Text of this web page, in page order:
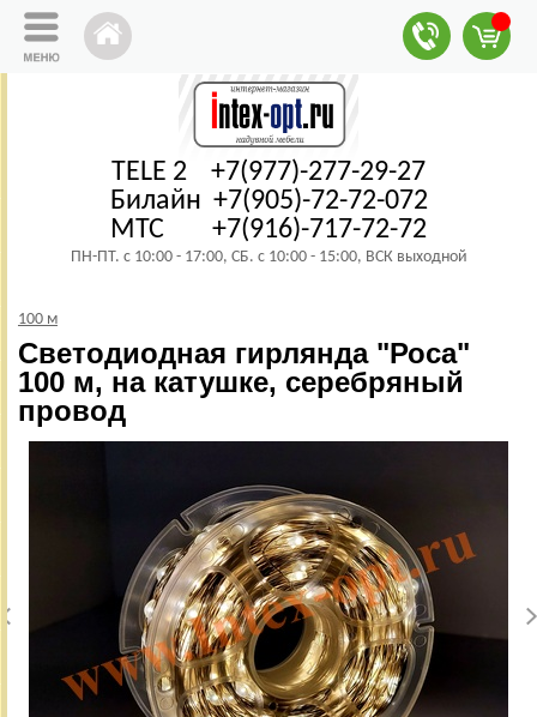
TELE 2 +7(977)-277-29-27
Билайн +7(905)-72-72-072
МТС +7(916)-717-72-72
ПН-ПТ. с 10:00 - 17:00, СБ. с 10:00 - 15:00, ВСК выходной
100 м
Светодиодная гирлянда "Роса"
100 м, на катушке, серебряный
провод